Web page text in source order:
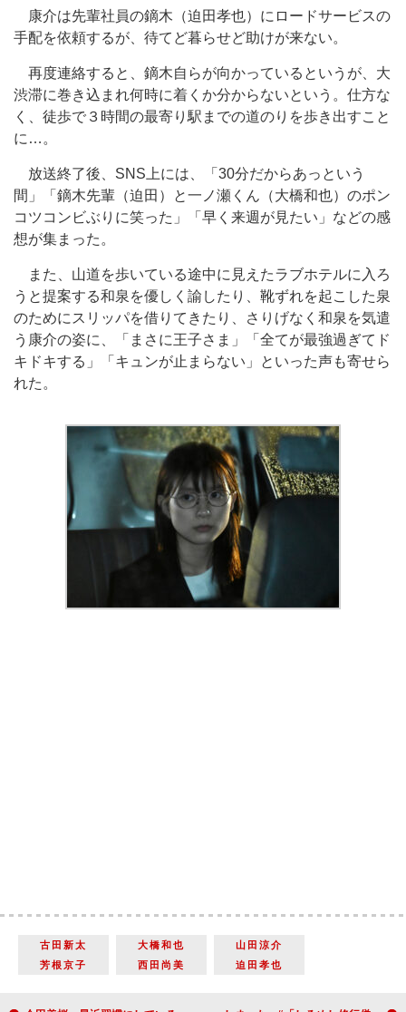
康介は先輩社員の鏑木（迫田孝也）にロードサービスの
手配を依頼するが、待てど暮らせど助けが来ない。
再度連絡すると、鏑木自らが向かっているというが、大
渋滞に巻き込まれ何時に着くか分からないという。仕方な
く、徒歩で３時間の最寄り駅までの道のりを歩き出すこと
に…。
放送終了後、SNS上には、「30分だからあっという
間」「鏑木先輩（迫田）と一ノ瀬くん（大橋和也）のポン
コツコンビぶりに笑った」「早く来週が見たい」などの感
想が集まった。
また、山道を歩いている途中に見えたラブホテルに入ろ
うと提案する和泉を優しく諭したり、靴ずれを起こした泉
のためにスリッパを借りてきたり、さりげなく和泉を気遣
う康介の姿に、「まさに王子さま」「全てが最強過ぎてド
キドキする」「キュンが止まらない」といった声も寄せら
れた。
古田新太 大橋和也
山田涼介
芳根京子
西田尚美 迫田孝也